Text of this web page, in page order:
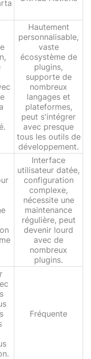
Hautement
personnalisable,
vaste
écosystème de
plugins,
supporte de
nombreux
langages et
plateformes,
peut s'intégrer
avec presque
tous les outils de
développement.
Interface
utilisateur datée,
configuration
complexe,
nécessite une
maintenance
régulière, peut
devenir lourd
avec de
nombreux
plugins.
Fréquente